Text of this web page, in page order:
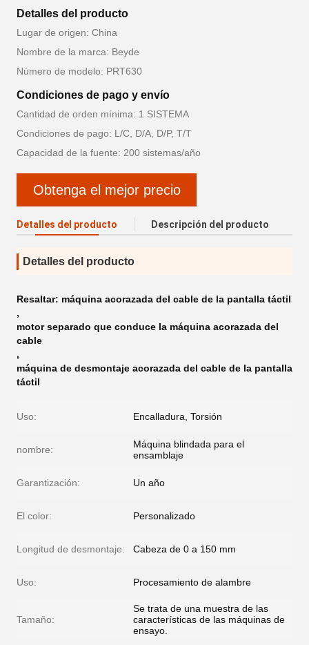
Detalles del producto
Lugar de origen: China
Nombre de la marca: Beyde
Número de modelo: PRT630
Condiciones de pago y envío
Cantidad de orden mínima: 1 SISTEMA
Condiciones de pago: L/C, D/A, D/P, T/T
Capacidad de la fuente: 200 sistemas/año
Obtenga el mejor precio
Detalles del producto Descripción del producto
Detalles del producto
Resaltar: máquina acorazada del cable de la pantalla táctil
,
motor separado que conduce la máquina acorazada del
cable
,
máquina de desmontaje acorazada del cable de la pantalla
táctil
Uso: Encalladura, Torsión
nombre:
Máquina blindada para el
ensamblaje
Garantización: Un año
El color: Personalizado
Longitud de desmontaje: Cabeza de 0 a 150 mm
Uso: Procesamiento de alambre
Tamaño:
Se trata de una muestra de las
características de las máquinas de
ensayo.